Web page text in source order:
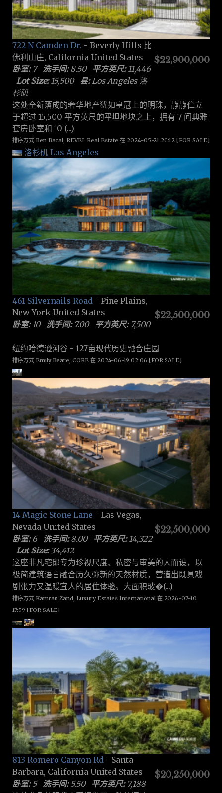
$22,900,000
722 N Camden Dr. - Beverly Hills 比
佛利山庄, California United States
卧室:7 洗手间:8.50 平方英尺:11,446
Lot Size:15,500 县:Los Angeles 洛
杉矶
这处全新落成的奢华地产犹如皇冠上的明珠，静静伫立
于超过 15,500 平方英尺的平坦地块之上，拥有 7 间典雅
套房卧室和 10 (...)
排序方式 Ben Bacal, REVEL Real Estate 在 2024-05-21 20:12 [FOR SALE]
洛杉矶 Los Angeles
$22,500,000
461 Silvernails Road - Pine Plains,
New York United States
卧室:10 洗手间:7.00 平方英尺:7,500
纽约哈德逊河谷 - 127亩现代历史融合庄园
排序方式 Emily Beare, CORE 在 2024-06-19 02:06 [FOR SALE]
$22,500,000
14 Magic Stone Lane - Las Vegas,
Nevada United States
卧室:6 洗手间:8.00 平方英尺:14,322
Lot Size:34,412
这座非凡宅邸专为珍视尺度、私密与审美的人而设，以
极简建筑语言融合历久弥新的天然材质，营造出既具戏
剧张力又温暖宜人的居住体验。大面积玻�(...)
排序方式 Kamran Zand, Luxury Estates International 在 2026-07-10
17:59 [FOR SALE]
$20,250,000
813 Romero Canyon Rd - Santa
Barbara, California United States
卧室:5 洗手间:5.50 平方英尺:7,188